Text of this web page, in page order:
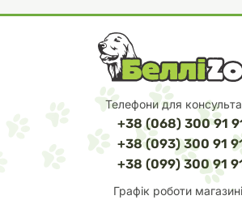
Телефони для
+38 (068) 300 91
+38 (093) 300 91
+38 (099) 300 91
Графік роботи